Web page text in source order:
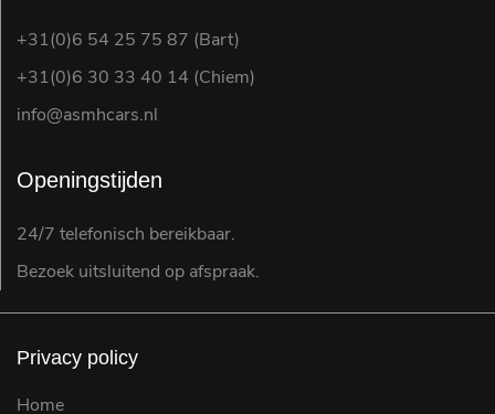
+31(0)6 54 25 75 87 (Bart)
+31(0)6 30 33 40 14 (Chiem)
info@asmhcars.nl
Openingstijden
24/7 telefonisch bereikbaar.
Bezoek uitsluitend op afspraak.
Privacy policy
Home